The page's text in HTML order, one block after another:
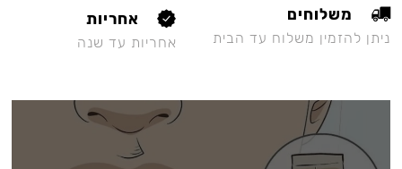
משלוחים
ניתן להזמין משלוח עד הבית
אחריות
אחריות עד שנה